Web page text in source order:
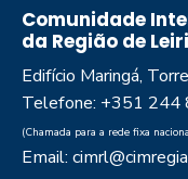
Comunidade
da Região de
Edifício Maringá,
Telefone: +351 244
(Chamada para a rede fixa
Email: